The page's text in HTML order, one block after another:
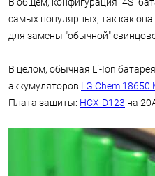
самых популярных, так как
для замены "обычной"
В целом, обычная Li-Ion
аккумуляторов LG Chem
Плата защиты: HCX-D123 на